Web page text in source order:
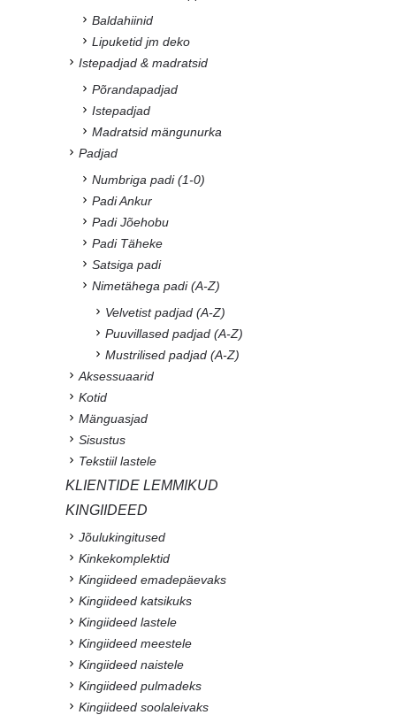
Baldahiinid
Lipuketid jm deko
Istepadjad & madratsid
Põrandapadjad
Istepadjad
Madratsid mängunurka
Padjad
Numbriga padi (1-0)
Padi Ankur
Padi Jõehobu
Padi Täheke
Satsiga padi
Nimetähega padi (A-Z)
Velvetist padjad (A-Z)
Puuvillased padjad (A-Z)
Mustrilised padjad (A-Z)
Aksessuaarid
Kotid
Mänguasjad
Sisustus
Tekstiil lastele
KLIENTIDE LEMMIKUD
KINGIIDEED
Jõulukingitused
Kinkekomplektid
Kingiideed emadepäevaks
Kingiideed katsikuks
Kingiideed lastele
Kingiideed meestele
Kingiideed naistele
Kingiideed pulmadeks
Kingiideed soolaleivaks